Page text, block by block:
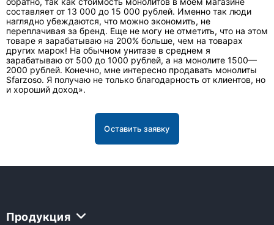
составляет от 13 000 до 15 000 рублей. Именно так люди
наглядно убеждаются, что можно экономить, не
переплачивая за бренд. Еще не могу не отметить, что на этом
товаре я зарабатываю на 200% больше, чем на товарах
других марок! На обычном унитазе в среднем я
зарабатываю от 500 до 1000 рублей, а на монолите 1500—
2000 рублей. Конечно, мне интересно продавать монолиты
Sfarzoso. Я получаю не только благодарность от клиентов, но
и хороший доход».
Оставить заявку
Продукция